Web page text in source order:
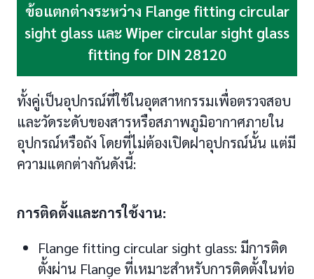
ข้อแตกต่างระหว่าง Flange fitting circular
sight glass และ Wiper circular sight glass
fitting for DIN 28120
ทั้งคู่เป็นอุปกรณ์ที่ใช้ในอุตสาหกรรมเพื่อตรวจสอบ
และวัดระดับของสารหรือสภาพภูมิอากาศภายใน
อุปกรณ์หรือถัง โดยที่ไม่ต้องเปิดฝาอุปกรณ์นั้น แต่มี
ความแตกต่างกันดังนี้:
การติดตั้งและการใช้งาน:
Flange fitting circular sight glass: มีการติด
ตั้งผ่าน Flange ที่เหมาะสำหรับการติดตั้งในท่อ